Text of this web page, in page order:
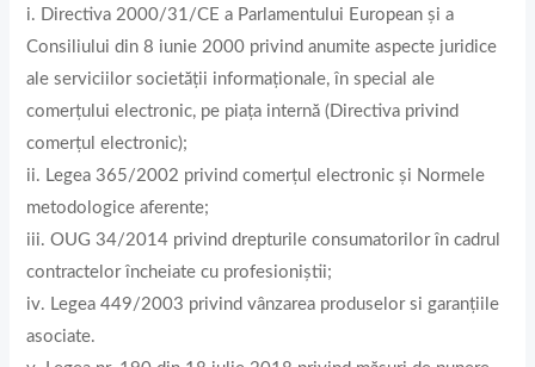
i. Directiva 2000/31/CE a Parlamentului European și a
Consiliului din 8 iunie 2000 privind anumite aspecte juridice
ale serviciilor societății informaționale, în special ale
comerțului electronic, pe piața internă (Directiva privind
comerțul electronic);
ii. Legea 365/2002 privind comerţul electronic și Normele
metodologice aferente;
iii. OUG 34/2014 privind drepturile consumatorilor în cadrul
contractelor încheiate cu profesioniştii;
iv. Legea 449/2003 privind vânzarea produselor si garanţiile
asociate.